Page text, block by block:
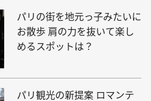
パリの街を地元っ子みたいに
お散歩 肩の力を抜いて楽し
めるスポットは？
パリ観光の新提案 ロマンテ